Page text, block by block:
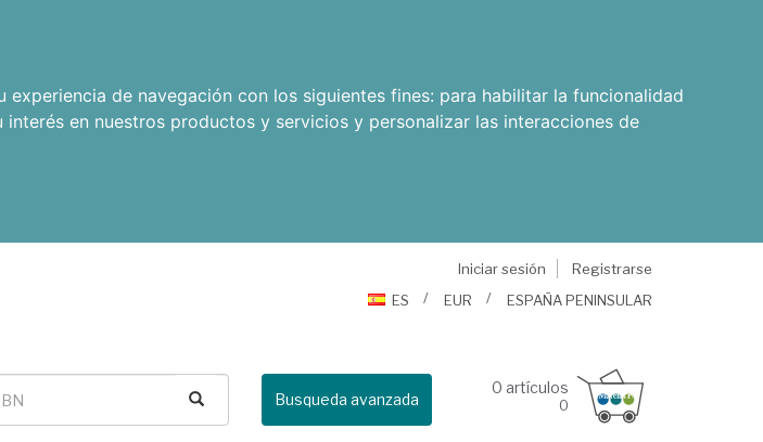
de navegación con los siguientes fines: para habilitar la funcionalidad
interés en nuestros productos y servicios y personalizar las interacciones de
Iniciar sesión
Registrarse
ES
EUR ESPAÑA PENINSULAR
Busqueda avanzada
0 artículos
0